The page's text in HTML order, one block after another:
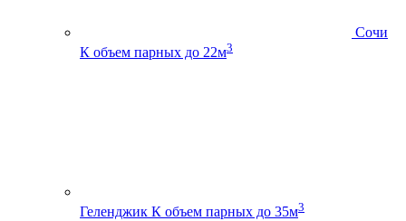
Сочи
К объем парных до 22м3
Геленджик К объем парных до 35м3